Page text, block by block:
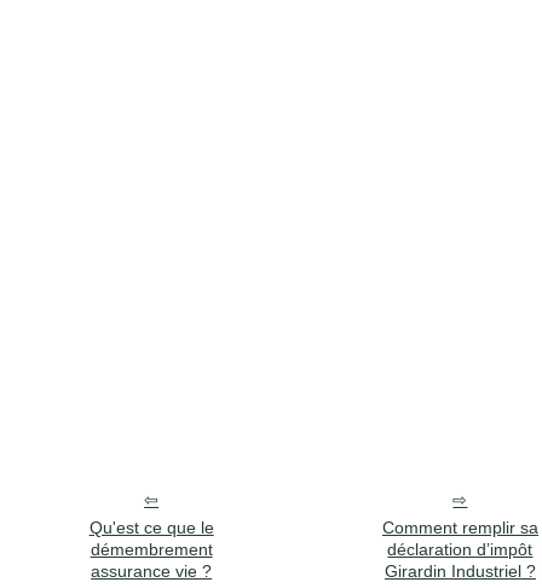
Qu'est ce que le
démembrement
assurance vie ?
Comment remplir sa
déclaration d’impôt
Girardin Industriel ?